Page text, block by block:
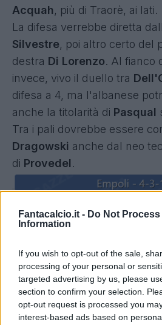
Fantacalcio.it - Do Not Process
Information
If you wish to opt-out of the sale,
processing of your personal or
targeted advertising by us, please
section to confirm your selection.
opt-out request is processed you
interest-based ads based on
Acquah, più di Traorè, ai lati.
La difesa verrebbe diretta
Silvestre, poi altro certo del
destra Di Lorenzo. Al fianco
invece, vivo il duello tra
difesa a 4, ma l'albanese
anche la titolarità di Pasqual
Tra i pali dovrebbe essere
Dragowski anche dal neo
di Provedel.